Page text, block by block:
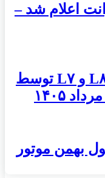
اعلام شد –
فروش اقساطی لوکانو L۸ و L۷ توسط
۱۴۰۵
بهمن موتور